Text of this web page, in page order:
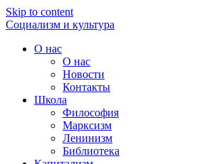
Skip to content
Социализм и культура
О нас
О нас
Новости
Контакты
Школа
Философия
Марксизм
Ленинизм
Библиотека